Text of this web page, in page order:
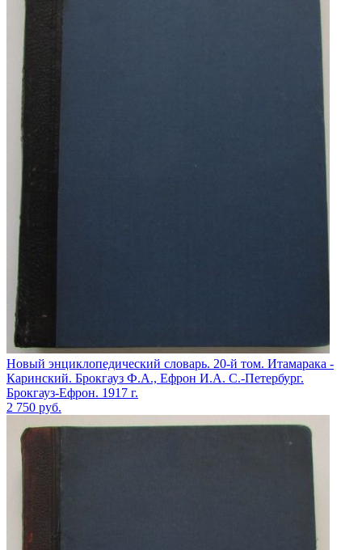
Новый энциклопедический словарь. 20-й том. Итамарака -
Каринский. Брокгауз Ф.А., Ефрон И.А. С.-Петербург.
Брокгауз-Ефрон. 1917 г.
2 750 руб.